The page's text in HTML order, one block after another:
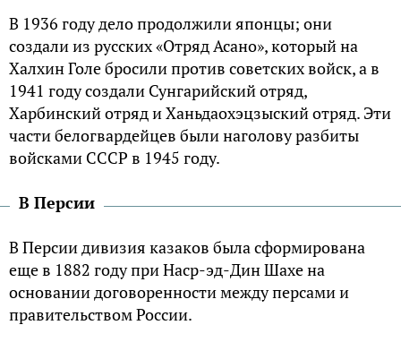
В 1936 году дело продолжили японцы; они
создали из русских «Отряд Асано», который на
Халхин Голе бросили против советских войск, а в
1941 году создали Сунгарийский отряд,
Харбинский отряд и Ханьдаохэцзыский отряд. Эти
части белогвардейцев были наголову разбиты
войсками СССР в 1945 году.
В Персии
В Персии дивизия казаков была сформирована
еще в 1882 году при Наср-эд-Дин Шахе на
основании договоренности между персами и
правительством России.